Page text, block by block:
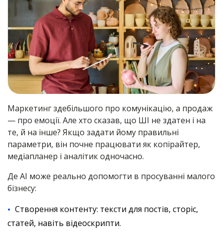
Маркетинг здебільшого про комунікацію, а продаж
— про емоції. Але хто сказав, що ШІ не здатен і на
те, й на інше? Якщо задати йому правильні
параметри, він почне працювати як копірайтер,
медіапланер і аналітик одночасно.
Де AI може реально допомогти в просуванні малого
бізнесу:
Створення контенту: тексти для постів, сторіс,
статей, навіть відеоскрипти.